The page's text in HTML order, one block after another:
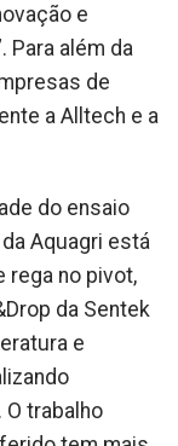
e
Para além da
de
a Alltech e a
do ensaio
Aquagri está
rega no pivot,
da Sentek
e
trabalho